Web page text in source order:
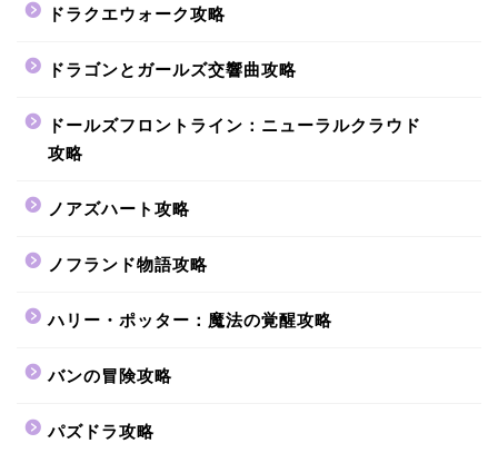
ドラクエウォーク攻略
ドラゴンとガールズ交響曲攻略
ドールズフロントライン：ニューラルクラウド
攻略
ノアズハート攻略
ノフランド物語攻略
ハリー・ポッター：魔法の覚醒攻略
バンの冒険攻略
パズドラ攻略